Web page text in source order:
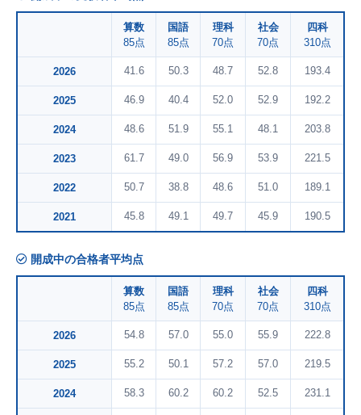
算数
85点
国語
85点
理科
70点
社会
70点
四科
310点
2026 41.6 50.3 48.7 52.8 193.4
2025 46.9 40.4 52.0 52.9 192.2
2024 48.6 51.9 55.1 48.1 203.8
2023 61.7 49.0 56.9 53.9 221.5
2022 50.7 38.8 48.6 51.0 189.1
2021 45.8 49.1 49.7 45.9 190.5
開成中の合格者平均点
算数
85点
国語
85点
理科
70点
社会
70点
四科
310点
2026 54.8 57.0 55.0 55.9 222.8
2025 55.2 50.1 57.2 57.0 219.5
2024 58.3 60.2 60.2 52.5 231.1